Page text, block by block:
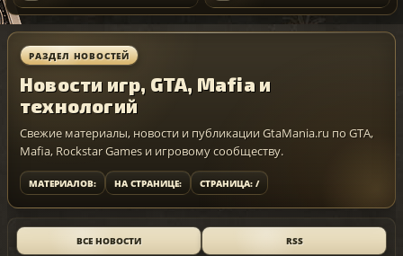
РАЗДЕЛ НОВОСТЕЙ
Новости игр, GTA, Mafia и
технологий
Свежие материалы, новости и публикации GtaMania.ru по GTA,
Mafia, Rockstar Games и игровому сообществу.
МАТЕРИАЛОВ: НА СТРАНИЦЕ: СТРАНИЦА: /
ВСЕ НОВОСТИ RSS